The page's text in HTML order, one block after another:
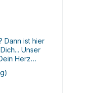
Dann ist hier
Unser
Herz
besänftigen.